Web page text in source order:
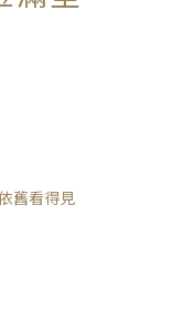
舊看得見